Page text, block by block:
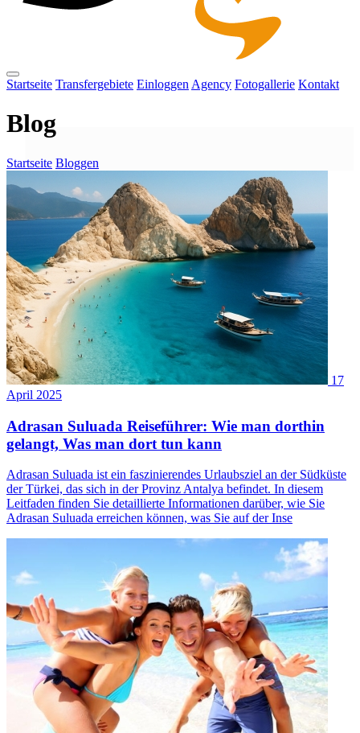
Startseite Transfergebiete Einloggen Agency Fotogallerie Kontakt
Blog
Startseite Bloggen
17
April 2025
Adrasan Suluada Reiseführer: Wie man dorthin
gelangt, Was man dort tun kann
Adrasan Suluada ist ein faszinierendes Urlaubsziel an der Südküste
der Türkei, das sich in der Provinz Antalya befindet. In diesem
Leitfaden finden Sie detaillierte Informationen darüber, wie Sie
Adrasan Suluada erreichen können, was Sie auf der Inse